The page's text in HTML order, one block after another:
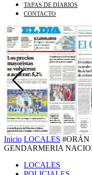
TAPAS DE DIARIOS
CONTACTO
Inicio LOCALES #ORÁN
GENDARMERIA
LOCALES